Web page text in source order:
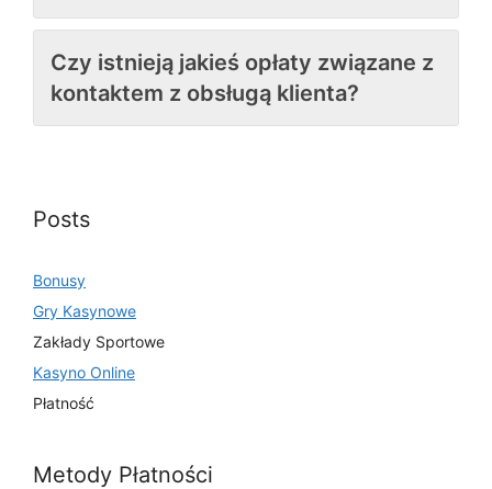
Czy istnieją jakieś opłaty związane z
kontaktem z obsługą klienta?
Posts
Bonusy
Gry Kasynowe
Zakłady Sportowe
Kasyno Online
Płatność
Metody Płatności